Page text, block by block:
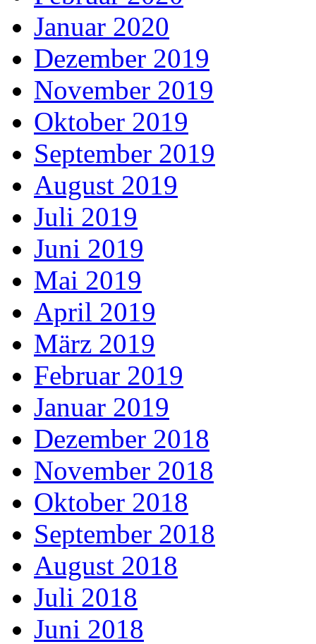
Januar 2020
Dezember 2019
November 2019
Oktober 2019
September 2019
August 2019
Juli 2019
Juni 2019
Mai 2019
April 2019
März 2019
Februar 2019
Januar 2019
Dezember 2018
November 2018
Oktober 2018
September 2018
August 2018
Juli 2018
Juni 2018